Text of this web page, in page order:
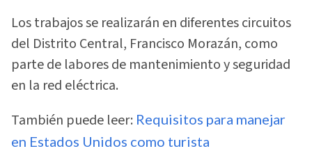
Los trabajos se realizarán en diferentes circuitos
del Distrito Central, Francisco Morazán, como
parte de labores de mantenimiento y seguridad
en la red eléctrica.
También puede leer: Requisitos para manejar
en Estados Unidos como turista